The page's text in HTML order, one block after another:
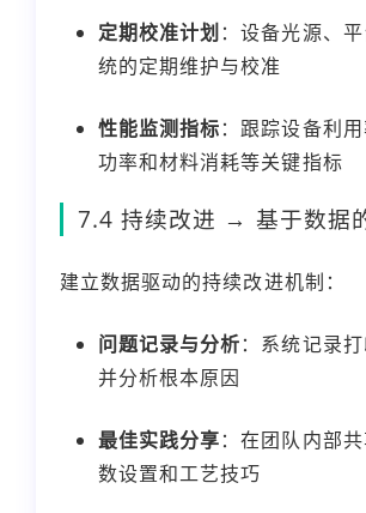
定期校准计划：设备光源、
统的定期维护与校准
性能监测指标：跟踪设备利
功率和材料消耗等关键指标
7.4 持续改进 → 基于数据
建立数据驱动的持续改进机制：
问题记录与分析：系统记录
并分析根本原因
最佳实践分享：在团队内部
数设置和工艺技巧